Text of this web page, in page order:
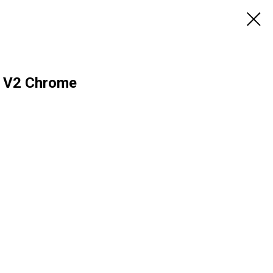
V2 Chrome